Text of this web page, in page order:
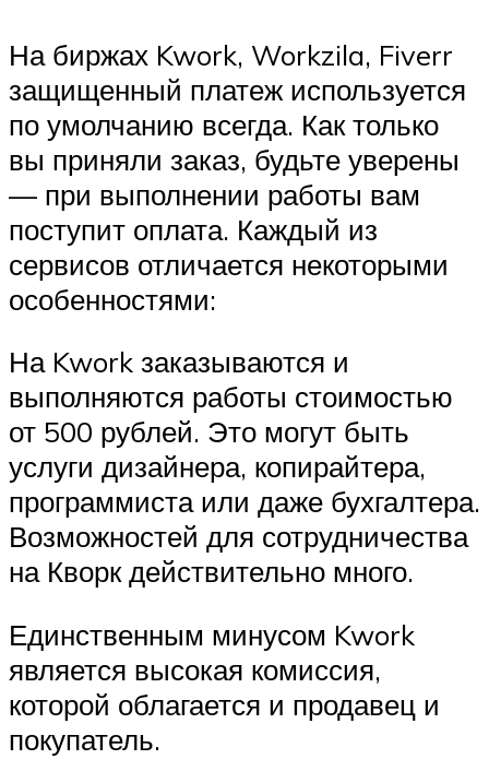
На биржах Kwork, Workzila, Fiverr
защищенный платеж используется
по умолчанию всегда. Как только
вы приняли заказ, будьте уверены
— при выполнении работы вам
поступит оплата. Каждый из
сервисов отличается некоторыми
особенностями:
На Kwork заказываются и
выполняются работы стоимостью
от 500 рублей. Это могут быть
услуги дизайнера, копирайтера,
программиста или даже бухгалтера.
Возможностей для сотрудничества
на Кворк действительно много.
Единственным минусом Kwork
является высокая комиссия,
которой облагается и продавец и
покупатель.